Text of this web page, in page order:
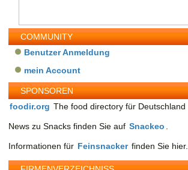
COMMUNITY
Benutzer Anmeldung
mein Account
SPONSOREN
foodir.org The food directory für Deutschland
News zu Snacks finden Sie auf Snackeo
Informationen für Feinsnacker finden Sie hier.